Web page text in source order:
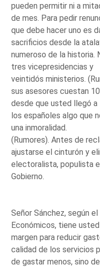
pueden permitir ni a
de mes. Para pedir
que debe hacer uno es
sacrificios desde la
numeroso de la historia.
tres vicepresidencias y
veintidós ministerios.
sus asesores cuestan
desde que usted llegó a
los españoles algo que
una inmoralidad.
(Rumores). Antes de
ajustarse el cinturón y
electoralista, populista
Gobierno.
Señor Sánchez, según
Económicos, tiene
margen para reducir
calidad de los servicios
de gastar menos, sino de